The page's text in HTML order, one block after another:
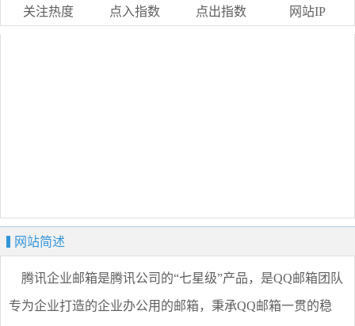
关注热度 点入指数 点出指数 网站IP
网站简述
腾讯企业邮箱是腾讯公司的“七星级”产品，是QQ邮箱团队
专为企业打造的企业办公用的邮箱，秉承QQ邮箱一贯的稳